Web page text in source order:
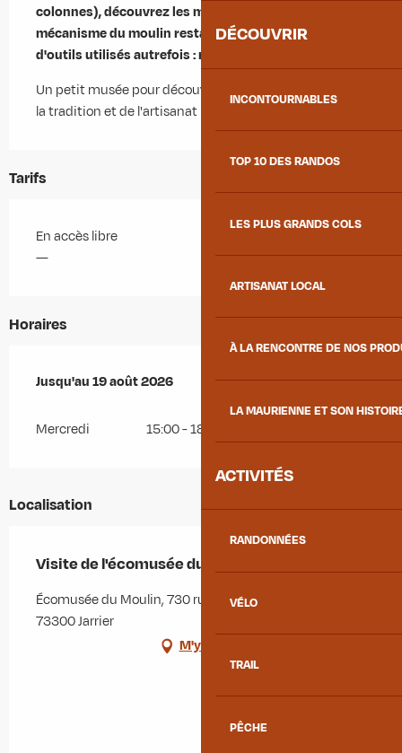
DÉCOUVRIR
INCONTOURNABLES
TOP 10 DES RANDOS
LES PLUS GRANDS COLS
ARTISANAT LOCAL
À LA RENCONTRE DE NOS
LA MAURIENNE ET SON
ACTIVITÉS
RANDONNÉES
VÉLO
TRAIL
PÊCHE
colonnes), découvrez les mercredis en été, l'ancien
mécanisme du moulin restauré et toutes sortes
d'outils utilisés autrefois : métier à tisser, scie, rabot...
Un petit musée pour découvrir les objets et les outils de
la tradition et de l'artisanat mauriennais !
Tarifs
En accès libre
—
Horaires
Du15 juillet 2026au19 août 2026
Jusqu'au19 août 2026
Mercredi 15:00 - 18:00
Localisation
Visite de l'écomusée du Moulin
Écomusée du Moulin, 730 rue Jean-Baptiste Léard,
73300 Jarrier
M'y rendre